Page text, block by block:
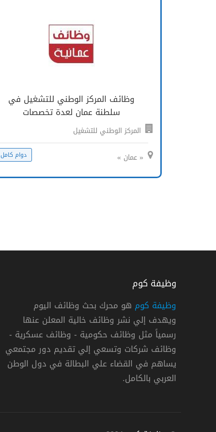
وظائف المركز الوطني للتشغيل في
سلطنة عمان لعدة تخصصات
المركز الوطني للتشغيل
« عمان » دوام كامل
وظيفة كوم
وظيفة كوم هو محرك بحث وظائف اليوم
ويهدف إلي نشر وظائف خالية المعلن عنها
رسمياً مثل وظائف حكومية - وظائف عسكرية -
وظائف شركات وتسعي إلي تقديم دور مجتمعي
يساهم في القضاء علي البطالة في دول الوطن
العربي بالكامل.